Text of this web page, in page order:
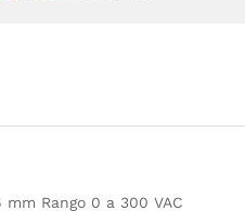
Rango 0 a 300 VAC